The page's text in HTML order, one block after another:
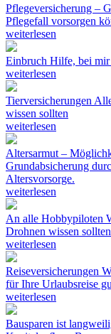
Pflegeversicherung –
Pflegefall vorsorgen
weiterlesen
Einbruch Hilfe, bei mir
weiterlesen
Tierversicherungen
wissen sollten
weiterlesen
Altersarmut –
Grundabsicherung
Altersvorsorge.
weiterlesen
An alle Hobbypiloten
Drohnen wissen
weiterlesen
Reiseversicherungen
für Ihre Urlaubsreise
weiterlesen
Bausparen ist